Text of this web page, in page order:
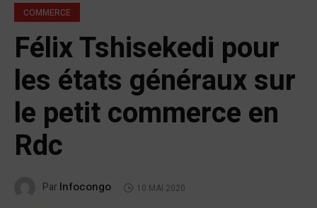
COMMERCE
Félix Tshisekedi pour
les états généraux sur
le petit commerce en
Rdc
Par Infocongo 10 MAI 2020